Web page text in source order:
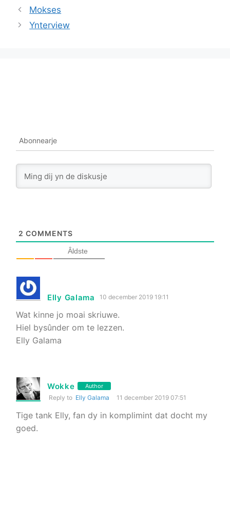
Mokses
Ynterview
Abonnearje
2 COMMENTS
Âldste
Elly Galama 10 december 2019 19:11
Wat kinne jo moai skriuwe.
Hiel bysûnder om te lezzen.
Elly Galama
Wokke Author
Reply to Elly Galama 11 december 2019 07:51
Tige tank Elly, fan dy in komplimint dat docht my
goed.